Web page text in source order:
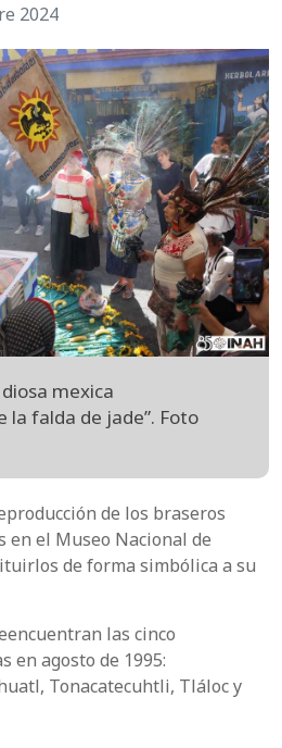
2024
mexica
la falda de jade”. Foto
de los braseros
en el Museo Nacional de
de forma simbólica a su
las cinco
en agosto de 1995:
Tonacatecuhtli, Tláloc y